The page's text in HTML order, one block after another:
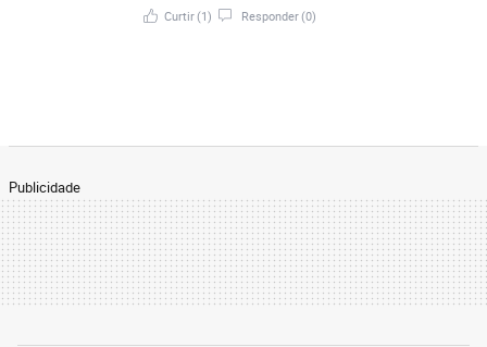
Curtir(1) Responder(0)
Publicidade